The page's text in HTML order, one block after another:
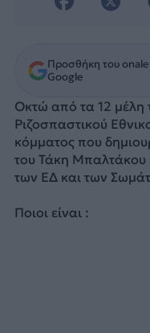
Προσθήκη του
Google
Οκτώ από τα 12 μέλη
Ριζοσπαστικού
κόμματος που
του Τάκη Μπαλτάκου
των ΕΔ και των
Ποιοι είναι :